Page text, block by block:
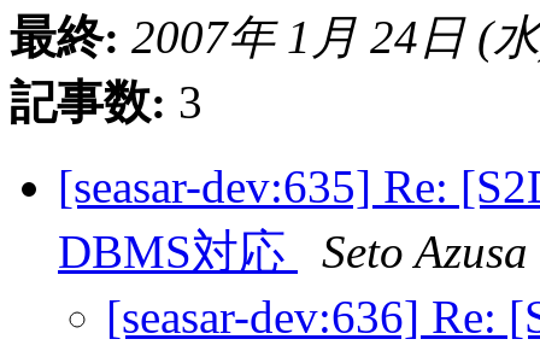
最終: 2007年 1月 24日 (
記事数: 3
[seasar-dev:635] Re:
DBMS対応
Seto Azusa
[seasar-dev:636] Re: